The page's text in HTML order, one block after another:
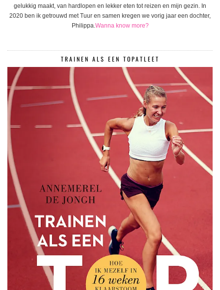
gelukkig maakt, van hardlopen en lekker eten tot reizen en mijn gezin. In
2020 ben ik getrouwd met Tuur en samen kregen we vorig jaar een dochter,
Philippa. Wanna know more?
TRAINEN ALS EEN TOPATLEET